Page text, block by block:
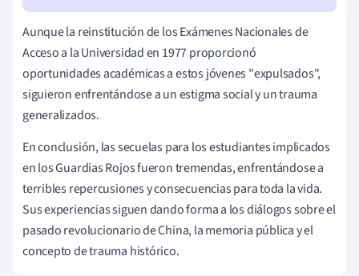
Aunque la reinstitución de los Exámenes Nacionales de
Acceso a la Universidad en 1977 proporcionó
oportunidades académicas a estos jóvenes "expulsados",
siguieron enfrentándose a un estigma social y un trauma
generalizados.
En conclusión, las secuelas para los estudiantes implicados
en los Guardias Rojos fueron tremendas, enfrentándose a
terribles repercusiones y consecuencias para toda la vida.
Sus experiencias siguen dando forma a los diálogos sobre el
pasado revolucionario de China, la memoria pública y el
concepto de trauma histórico.